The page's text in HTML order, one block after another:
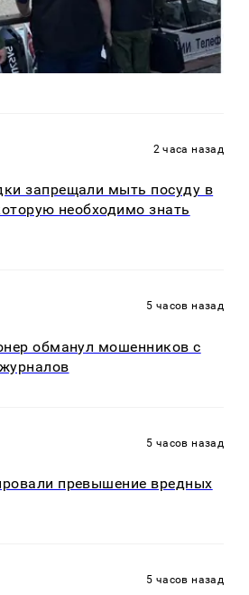
2 часа назад
запрещали мыть посуду в
необходимо знать
5 часов назад
обманул мошенников с
5 часов назад
превышение вредных
5 часов назад